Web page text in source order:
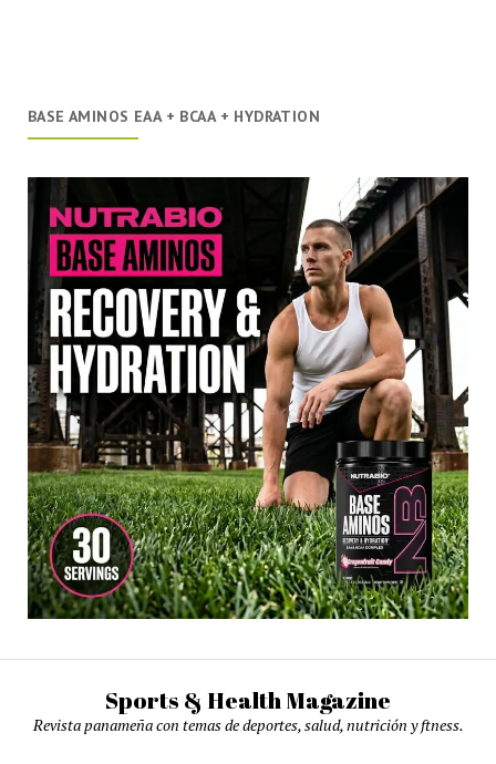
BASE AMINOS EAA + BCAA + HYDRATION
Sports & Health Magazine
Revista panameña con temas de deportes, salud, nutrición y ftness.